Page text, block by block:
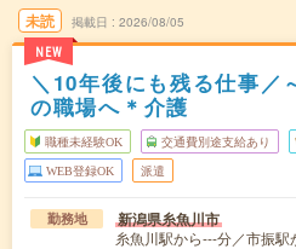
未読
NEW
掲載日 2026/08/05
＼10年後にも残る仕事／
の職場へ＊介護
職種未経験OK 交通費別途支給あり
WEB登録OK 派遣
勤務地 新潟県糸魚川市
糸魚川駅から---分／市振